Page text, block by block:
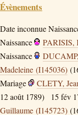
Évènements
Date inconnue
Naissance
PARISIS,
Naissance
Madeleine (I145036)
Mariage
CLETY,
12 août 1789)
15 fév
Guillaume (I145723)